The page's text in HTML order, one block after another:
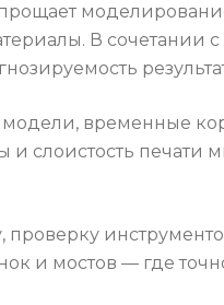
В сочетании
модели, временные
и слоистость печати
и мостов — где